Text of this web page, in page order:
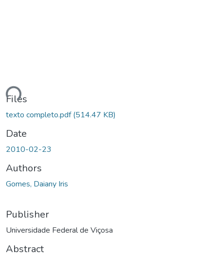
Loading...
Files
texto completo.pdf(514.47 KB)
Date
2010-02-23
Authors
Gomes, Daiany Iris
Publisher
Universidade Federal de Viçosa
Abstract